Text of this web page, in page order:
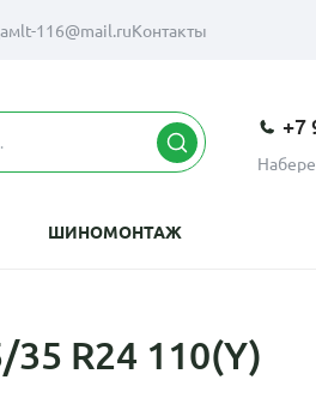
lt-116@mail.ruКонтакты
+7
ШИНОМОНТАЖ
R24 110(Y)